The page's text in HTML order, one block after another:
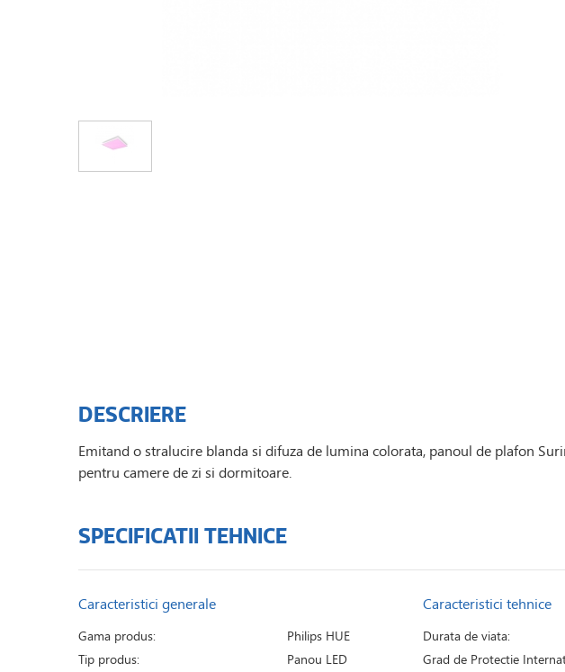
DESCRIERE
Emitand o stralucire blanda si difuza de lumina colorata, panoul de plafon
pentru camere de zi si dormitoare.
SPECIFICATII TEHNICE
Caracteristici generale
Gama produs:
Philips HUE
Tip produs:
Panou LED
Caracteristici tehnice
Durata de viata:
Grad de Protectie